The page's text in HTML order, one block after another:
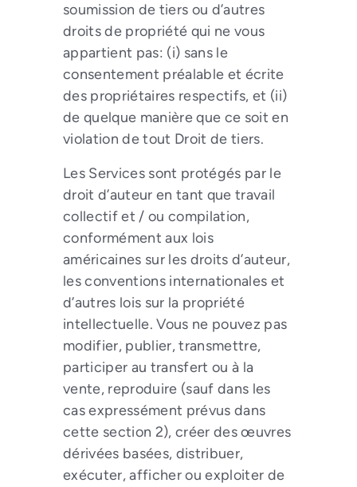
soumission de tiers ou d’autres
droits de propriété qui ne vous
appartient pas: (i) sans le
consentement préalable et écrite
des propriétaires respectifs, et (ii)
de quelque manière que ce soit en
violation de tout Droit de tiers.
Les Services sont protégés par le
droit d’auteur en tant que travail
collectif et / ou compilation,
conformément aux lois
américaines sur les droits d’auteur,
les conventions internationales et
d’autres lois sur la propriété
intellectuelle. Vous ne pouvez pas
modifier, publier, transmettre,
participer au transfert ou à la
vente, reproduire (sauf dans les
cas expressément prévus dans
cette section 2), créer des œuvres
dérivées basées, distribuer,
exécuter, afficher ou exploiter de